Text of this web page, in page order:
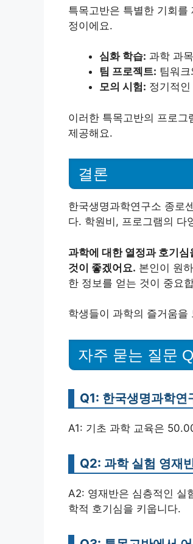
특목고반은 특별한 기회
정이에요.
심화 학습: 과학 과
팀 프로젝트: 팀워
모의 시험: 정기적
이러한 특목고반의 프로
제공해요.
결론
한국생명과학연구소 종로
다. 학원비, 프로그램의 다
과학에 대한 열정과 호기
것이 좋겠어요. 본인이 원
한 정보를 얻는 것이 중요
학생들이 과학의 즐거움
자주 묻는 질문
Q1: 한국생명과학연
A1: 기초 과학 교육은
Q2: 과학 실험 영재
A2: 영재반은 심층적인 실
학적 호기심을 키웁니다.